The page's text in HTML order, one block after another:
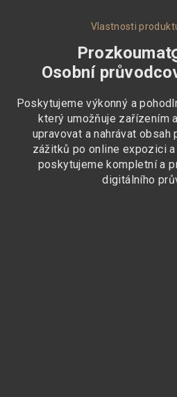
Vlastnosti
Prozkoumat
Osobní
Poskytujeme výkonný a
který umožňuje zařízením
upravovat a nahrávat
zážitků po online expozici
poskytujeme kompletní a
digitálního